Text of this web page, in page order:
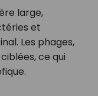
large,
et
Les phages,
ce qui